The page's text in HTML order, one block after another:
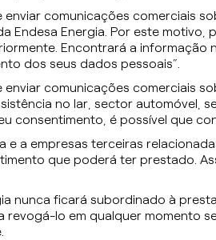
comunicações comerciais
Endesa Energia. Por este
Encontrará a
dos seus dados pessoais”.
comunicações comerciais
no lar, sector automóvel,
consentimento, é possível que
a empresas terceiras
que poderá ter prestado.
nunca ficará subordinado à
lo em qualquer momento